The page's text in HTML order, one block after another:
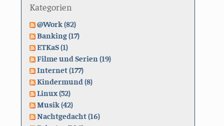
Kategorien
@Work (82)
Banking (17)
ETKaS (1)
Filme und Serien (19)
Internet (177)
Kindermund (8)
Linux (52)
Musik (42)
Nachtgedacht (16)